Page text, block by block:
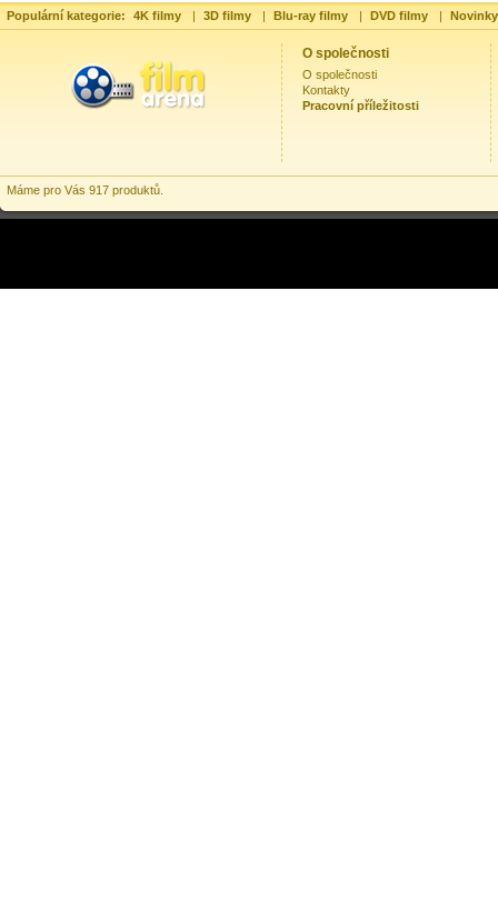
Populární kategorie: 4K filmy | 3D filmy | Blu-ray filmy | DVD filmy |
O společnosti
O společnosti
Kontakty
Pracovní příležitosti
Máme pro Vás 917 produktů.